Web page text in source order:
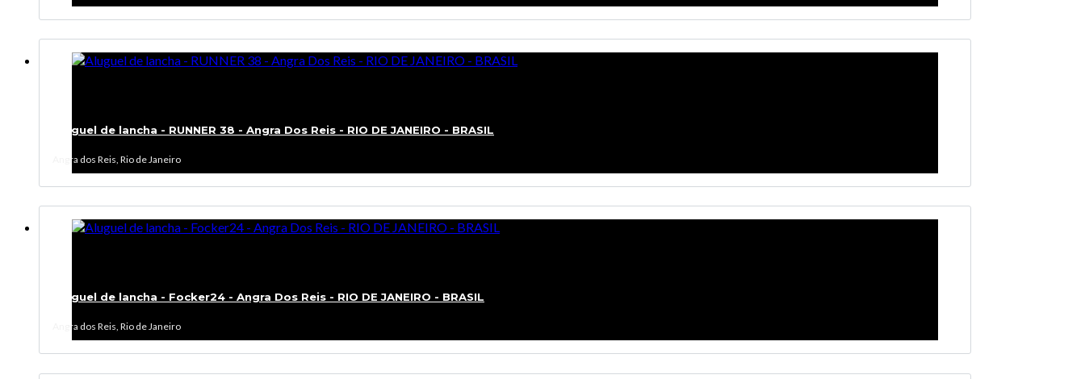
Aluguel de lancha - RUNNER 38 - Angra Dos Reis - RIO DE JANEIRO - BRASIL
Angra dos Reis, Rio de Janeiro
Aluguel de lancha - Focker24 - Angra Dos Reis - RIO DE JANEIRO - BRASIL
Angra dos Reis, Rio de Janeiro